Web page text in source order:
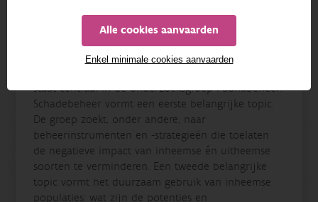
Alle cookies aanvaarden
Enkel minimale cookies aanvaarden
PROFIEL
ADRES
staat centraal in de onderzoeksgroep Faunabeheer.
Schadebeheer vormt een eerste belangrijke topic.
De groep zoekt, onder andere, naar
beheerinstrumenten en -strategieën die toelaten
de negatieve impact van inheemse én uitheemse
soorten te verminderen. Een tweede belangrijke
topic vormt het duurzaam gebruik van inheemse
populaties: wat zijn de potenties en